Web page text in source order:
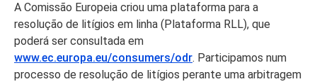
A Comissão Europeia criou uma plataforma para a
resolução de litígios em linha (Plataforma RLL), que
poderá ser consultada em
www.ec.europa.eu/consumers/odr. Participamos num
processo de resolução de litígios perante uma arbitragem